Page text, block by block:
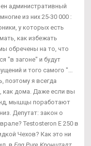
административный
из них 25-30 000 :
у которых есть
как избежать
обречены на то, что
"в загоне" и будут
и того самого "...
поэтому я всегда
как дома. Даже если вы
мышцы поработают
Депутат: закон о
Testosteron E 250 в
Чехов? Как это ни